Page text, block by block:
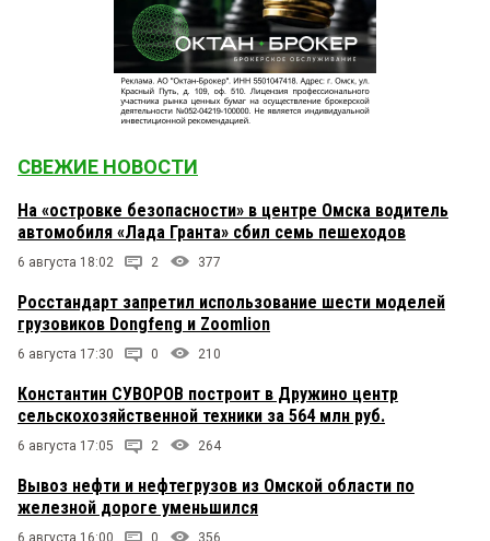
СВЕЖИЕ НОВОСТИ
На «островке безопасности» в центре Омска водитель
автомобиля «Лада Гранта» сбил семь пешеходов
6 августа 18:02 2 377
Росстандарт запретил использование шести моделей
грузовиков Dongfeng и Zoomlion
6 августа 17:30 0 210
Константин СУВОРОВ построит в Дружино центр
сельскохозяйственной техники за 564 млн руб.
6 августа 17:05 2 264
Вывоз нефти и нефтегрузов из Омской области по
железной дороге уменьшился
6 августа 16:00 0 356